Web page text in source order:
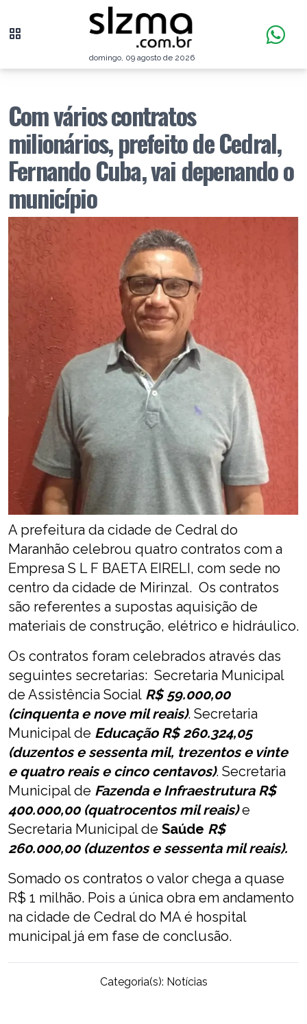
domingo, 09 agosto de 2026
Com vários contratos
milionários, prefeito de Cedral,
Fernando Cuba, vai depenando o
município
A prefeitura da cidade de Cedral do
Maranhão celebrou quatro contratos com a
Empresa S L F BAETA EIRELI, com sede no
centro da cidade de Mirinzal. Os contratos
são referentes a supostas aquisição de
materiais de construção, elétrico e hidráulico.
Os contratos foram celebrados através das
seguintes secretarias: Secretaria Municipal
de Assistência Social R$ 59.000,00
(cinquenta e nove mil reais). Secretaria
Municipal de Educação R$ 260.324,05
(duzentos e sessenta mil, trezentos e vinte
e quatro reais e cinco centavos). Secretaria
Municipal de Fazenda e Infraestrutura R$
400.000,00 (quatrocentos mil reais)e
Secretaria Municipal de Saúde R$
260.000,00 (duzentos e sessenta mil reais).
Somado os contratos o valor chega a quase
R$ 1 milhão. Pois a única obra em andamento
na cidade de Cedral do MA é hospital
municipal já em fase de conclusão.
Categoria(s): Notícias